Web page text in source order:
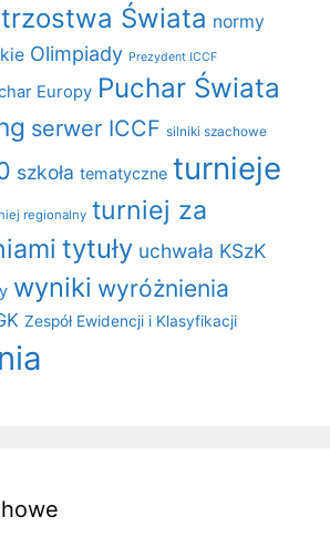
Świata normy
Olimpiady Prezydent ICCF
Europy Puchar Świata
serwer ICCF silniki szachowe
szkoła tematyczne turnieje
regionalny turniej za
tytuły uchwała KSzK
wyniki wyróżnienia
Zespół Ewidencji i Klasyfikacji